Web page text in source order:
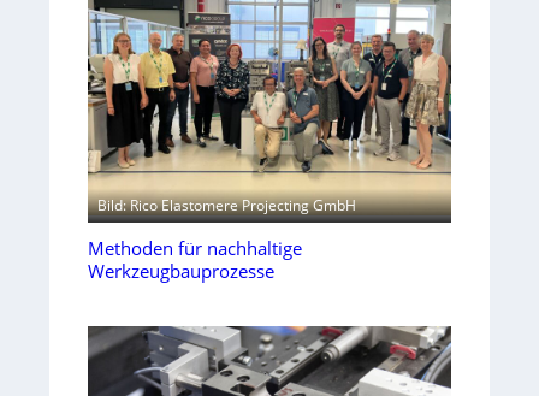
Bild: Rico Elastomere Projecting GmbH
Methoden für nachhaltige
Werkzeugbauprozesse